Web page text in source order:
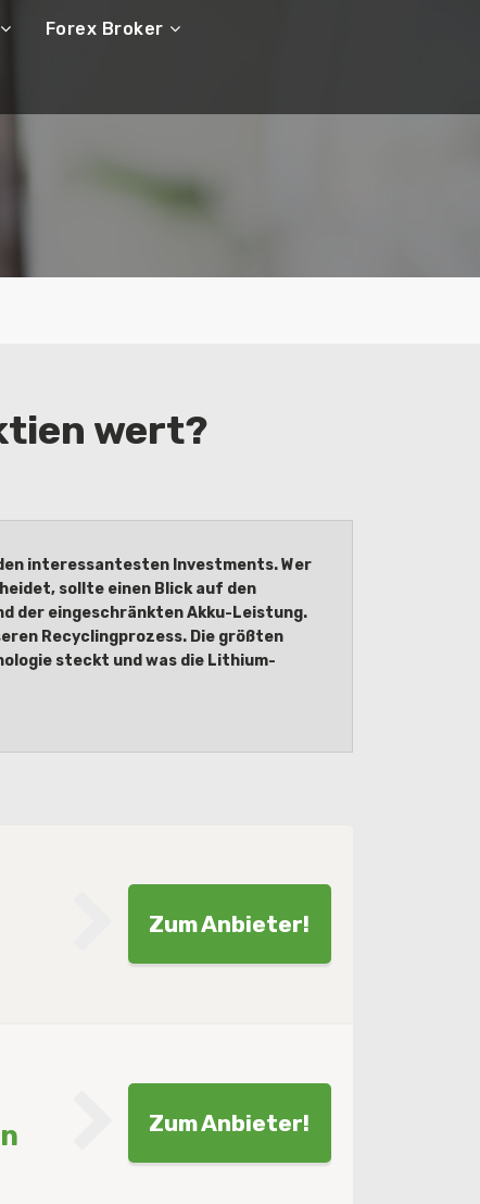
Forex Broker
wert?
interessantesten Investments. Wer
sollte einen Blick auf den
der eingeschränkten Akku-Leistung.
Recyclingprozess. Die größten
steckt und was die Lithium-
Zum Anbieter!
Zum Anbieter!